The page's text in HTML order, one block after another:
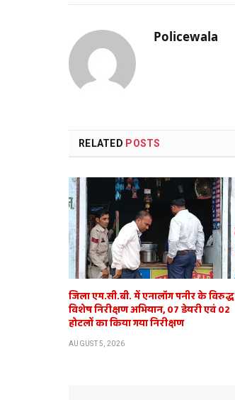
Policewala
RELATED POSTS
जिला एम.सी.बी. में एनालॉग पनीर के विरुद्ध
विशेष निरीक्षण अभियान, 07 डेयरी एवं 02
होटलों का किया गया निरीक्षण
AUGUST 5, 2026